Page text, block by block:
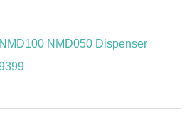
NMD050 Dispenser